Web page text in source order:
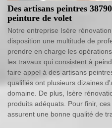
Des artisans peintres
peinture de volet
Notre entreprise Isère
disposition une multitude de
prendre en charge les
les travaux qui consistent à
faire appel à des artisans
qualifiés ont plusieurs dizaines
domaine. De plus, Isère
produits adéquats. Pour finir,
assurent une bonne qualité de